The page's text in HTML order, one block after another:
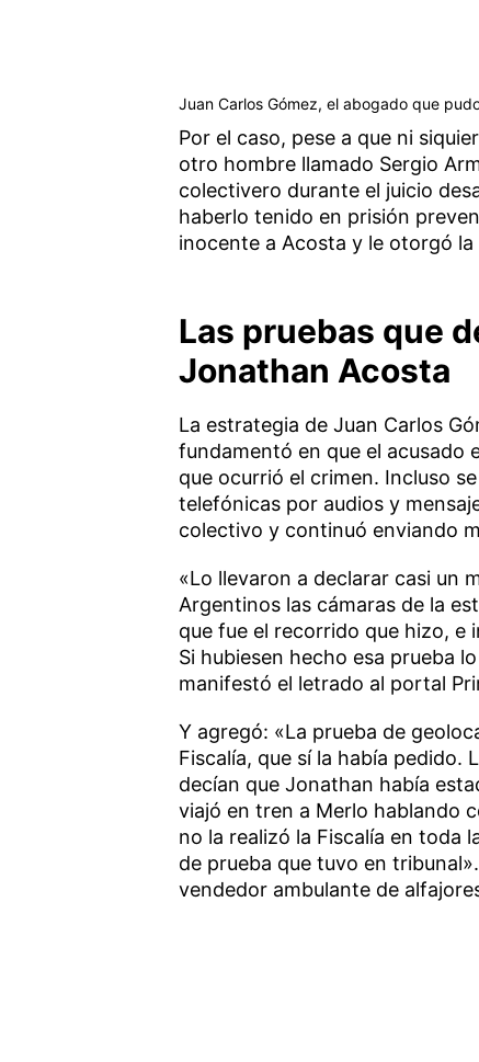
Juan Carlos Gómez, el abogado que
Por el caso, pese a que ni
otro hombre llamado Sergio
colectivero durante el juicio
haberlo tenido en prisión
inocente a Acosta y le otorgó
Las pruebas que
Jonathan Acosta
La estrategia de Juan Carlos
fundamentó en que el acusado
que ocurrió el crimen. Incluso
telefónicas por audios y
colectivo y continuó enviando
«Lo llevaron a declarar casi un
Argentinos las cámaras de la
que fue el recorrido que hizo, e
Si hubiesen hecho esa prueba
manifestó el letrado al portal
Y agregó: «La prueba de
Fiscalía, que sí la había pedido.
decían que Jonathan había
viajó en tren a Merlo hablando
no la realizó la Fiscalía en toda
de prueba que tuvo en
vendedor ambulante de